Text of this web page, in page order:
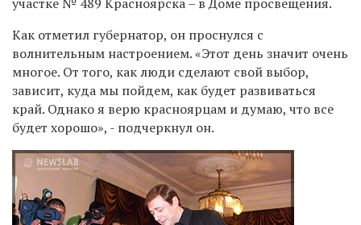
Как отметил губернатор, он проснулся с
волнительным настроением. «Этот день значит очень
многое. От того, как люди сделают свой выбор,
зависит, куда мы пойдем, как будет развиваться
край. Однако я верю красноярцам и думаю, что все
будет хорошо», - подчеркнул он.